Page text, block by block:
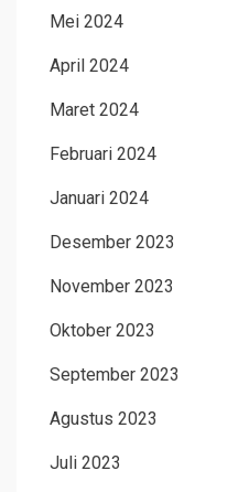
Mei 2024
April 2024
Maret 2024
Februari 2024
Januari 2024
Desember 2023
November 2023
Oktober 2023
September 2023
Agustus 2023
Juli 2023